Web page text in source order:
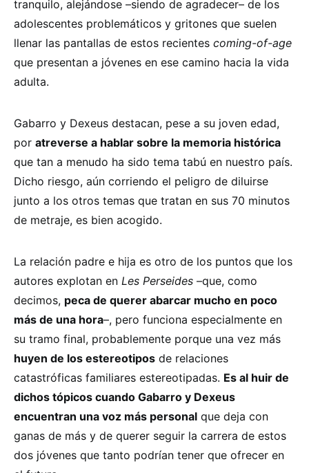
tranquilo, alejándose –siendo de agradecer– de los
adolescentes problemáticos y gritones que suelen
llenar las pantallas de estos recientes coming-of-age
que presentan a jóvenes en ese camino hacia la vida
adulta.
Gabarro y Dexeus destacan, pese a su joven edad,
por atreverse a hablar sobre la memoria histórica
que tan a menudo ha sido tema tabú en nuestro país.
Dicho riesgo, aún corriendo el peligro de diluirse
junto a los otros temas que tratan en sus 70 minutos
de metraje, es bien acogido.
La relación padre e hija es otro de los puntos que los
autores explotan en Les Perseides –que, como
decimos, peca de querer abarcar mucho en poco
más de una hora–, pero funciona especialmente en
su tramo final, probablemente porque una vez más
huyen de los estereotipos de relaciones
catastróficas familiares estereotipadas. Es al huir de
dichos tópicos cuando Gabarro y Dexeus
encuentran una voz más personal que deja con
ganas de más y de querer seguir la carrera de estos
dos jóvenes que tanto podrían tener que ofrecer en